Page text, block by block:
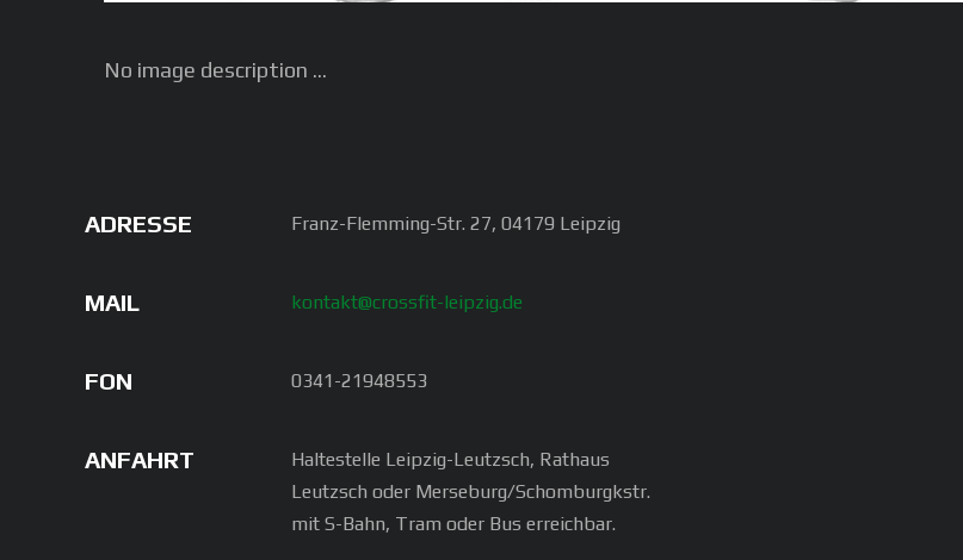
No image description ...
ADRESSE Franz-Flemming-Str. 27, 04179 Leipzig
MAIL kontakt@crossfit-leipzig.de
FON 0341-21948553
ANFAHRT
Haltestelle Leipzig-Leutzsch, Rathaus
Leutzsch oder Merseburg/Schomburgkstr.
mit S-Bahn, Tram oder Bus erreichbar.